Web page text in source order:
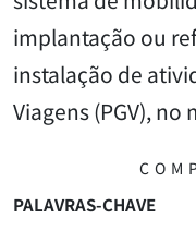
implantação ou
instalação de
Viagens (PGV),
PALAVRAS-CHAVE